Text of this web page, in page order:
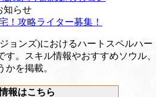
知らせ
！攻略ライター募集！
ョンズ)におけるハートスペルハー
す。スキル情報やおすすめソウル、
かを掲載。
報はこちら